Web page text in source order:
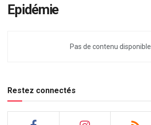
Epidémie
Pas de contenu disponible
Restez connectés